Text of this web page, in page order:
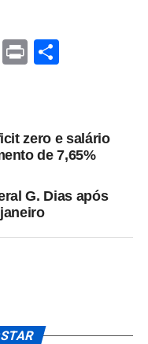
PrintShare
zero e salário
de 7,65%
G. Dias após